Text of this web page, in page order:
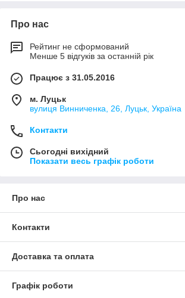
Про нас
Рейтинг не сформований
Менше 5 відгуків за останній рік
Працює з 31.05.2016
м. Луцьк
вулиця Винниченка, 26, Луцьк, Україна
Контакти
Сьогодні вихідний
Показати весь графік роботи
Про нас
Контакти
Доставка та оплата
Графік роботи